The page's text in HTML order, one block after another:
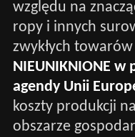
względu na
ropy i innych
zwykłych towarów
NIEUNIKNIONE
agendy Unii
koszty produkcji
obszarze